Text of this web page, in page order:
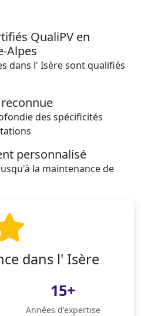
QualiPV en
Alpes
dans l' Isère sont qualifiés
des spécificités
personnalisé
la maintenance de
dans l' Isère
15+
Années d'expertise